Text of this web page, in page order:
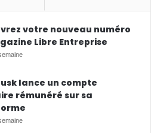
votre nouveau numéro
Libre Entreprise
lance un compte
rémunéré sur sa